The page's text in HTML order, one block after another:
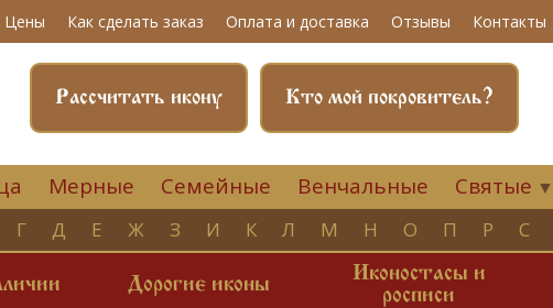
Цены Как сделать заказ Оплата и доставка Отзывы Контакты
Кто мой покровитель?
Рассчитать икону
Мерные Семейные Венчальные Святые ▼
Г Д Е Ж З И К Л М Н О П Р С
Дорогие иконы
Иконостасы и
росписи